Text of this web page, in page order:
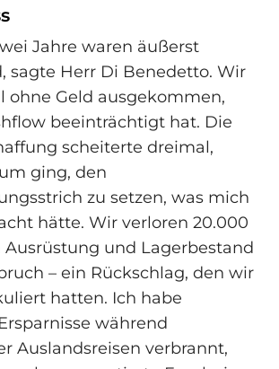
Jahre waren äußerst
sagte Herr Di Benedetto. Wir
ohne Geld ausgekommen,
beeinträchtigt hat. Die
scheiterte dreimal,
ging, den
zu setzen, was mich
hätte. Wir verloren 20.000
Ausrüstung und Lagerbestand
– ein Rückschlag, den wir
hatten. Ich habe
während
Auslandsreisen verbrannt,